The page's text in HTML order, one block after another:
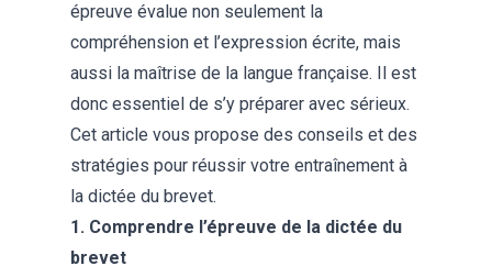
épreuve évalue non seulement la
compréhension et l’expression écrite, mais
aussi la maîtrise de la langue française. Il est
donc essentiel de s’y préparer avec sérieux.
Cet article vous propose des conseils et des
stratégies pour réussir votre entraînement à
la dictée du brevet.
1. Comprendre l’épreuve de la dictée du
brevet